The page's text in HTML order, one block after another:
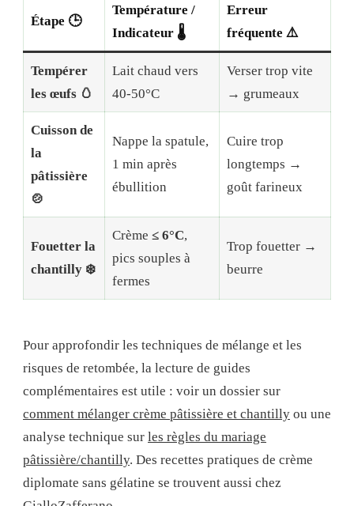
Étape 🕒
Température /
Indicateur 🌡️
Erreur
fréquente ⚠️
Tempérer
les œufs 🥚
Lait chaud vers
40-50°C
Verser trop vite
→ grumeaux
Cuisson de
la
pâtissière
🍲
Nappe la spatule,
1 min après
ébullition
Cuire trop
longtemps →
goût farineux
Fouetter la
chantilly ❄️
Crème ≤ 6°C,
pics souples à
fermes
Trop fouetter →
beurre
Pour approfondir les techniques de mélange et les
risques de retombée, la lecture de guides
complémentaires est utile : voir un dossier sur
comment mélanger crème pâtissière et chantilly ou une
analyse technique sur les règles du mariage
pâtissière/chantilly. Des recettes pratiques de crème
diplomate sans gélatine se trouvent aussi chez